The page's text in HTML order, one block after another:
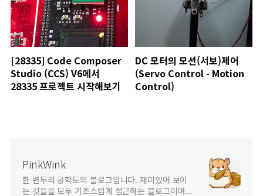
[28335] Code Composer
Studio (CCS) V6에서
28335 프로젝트 시작해보기
DC 모터의 모션(서보)제어
(Servo Control - Motion
Control)
PinkWink
한 변두리 공학도의 블로그입니다. 재미있어 보이
는 것들을 모두 기초스럽게 접근하는 블로그이며...